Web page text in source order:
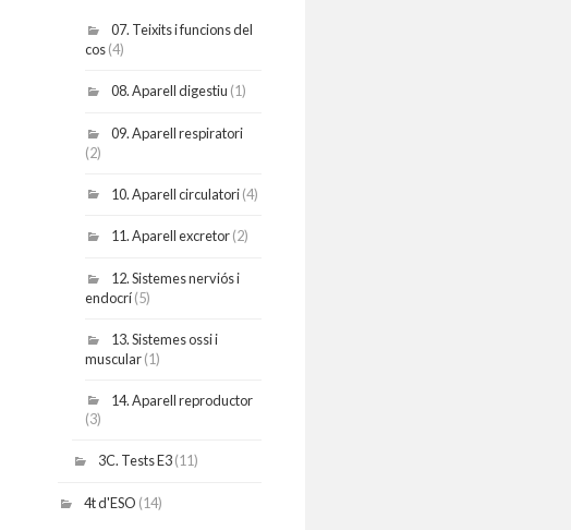
07. Teixits i funcions del
cos(4)
08. Aparell digestiu (1)
09. Aparell respiratori
(2)
10. Aparell circulatori(4)
11. Aparell excretor(2)
12. Sistemes nerviós i
endocrí(5)
13. Sistemes ossi i
muscular(1)
14. Aparell reproductor
(3)
3C. Tests E3(11)
4t d'ESO (14)